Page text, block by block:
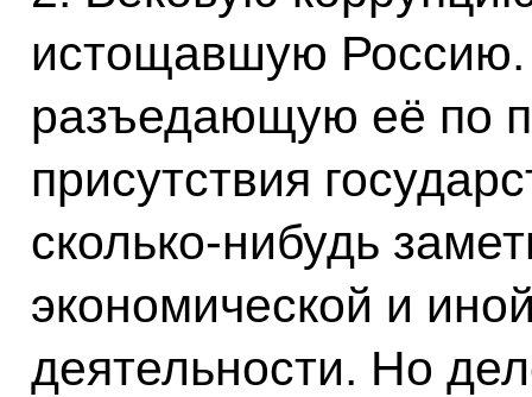
истощавшую Россию.
разъедающую её по
присутствия
сколько‑нибудь
экономической и
деятельности. Но